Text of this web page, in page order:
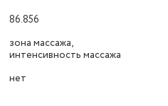
86.856
зона массажа,
интенсивность массажа
нет